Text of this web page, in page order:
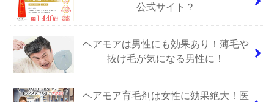
公式サイト？
ヘアモアは男性にも効果あり！薄毛や
抜け毛が気になる男性に！
ヘアモア育毛剤は女性に効果絶大！医